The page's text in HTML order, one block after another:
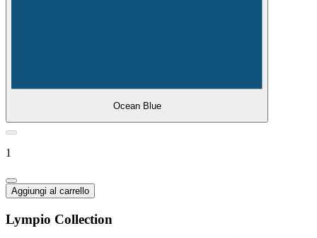
Ocean Blue
1
Aggiungi al carrello
Lympio Collection